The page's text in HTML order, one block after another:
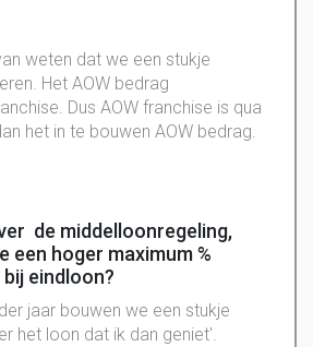
weten dat we een stukje
Het AOW bedrag
Dus AOW franchise is qua
het in te bouwen AOW bedrag.
de middelloonregeling,
een hoger maximum %
eindloon?
jaar bouwen we een stukje
het loon dat ik dan geniet'.